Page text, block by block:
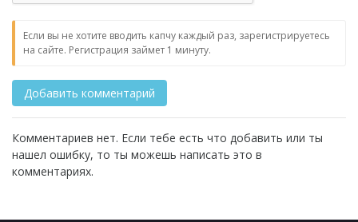
Если вы не хотите вводить капчу каждый раз, зарегистрируетесь
на сайте. Регистрация займет 1 минуту.
Комментариев нет. Если тебе есть что добавить или ты
нашел ошибку, то ты можешь написать это в
комментариях.